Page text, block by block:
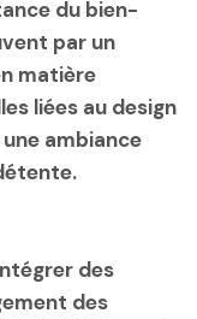
du bien-
par un
matière
liées au design
ambiance
des
des